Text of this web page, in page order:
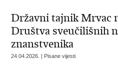
Državni tajnik Mrvac
Društva sveučilišnih
znanstvenika
24.04.2026. | Pisane vijesti